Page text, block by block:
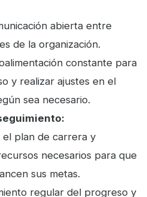
abierta entre
de la organización.
constante para
y realizar ajustes en el
sea necesario.
plan de carrera y
necesarios para que
sus metas.
regular del progreso y